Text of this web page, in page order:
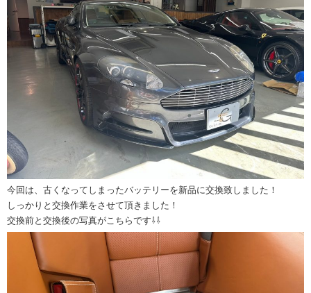
今回は、古くなってしまったバッテリーを新品に交換致しました！
しっかりと交換作業をさせて頂きました！
交換前と交換後の写真がこちらです⇩⇩